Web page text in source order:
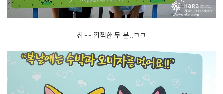
참~~ 깜찍한 두 분..ㅋㅋ